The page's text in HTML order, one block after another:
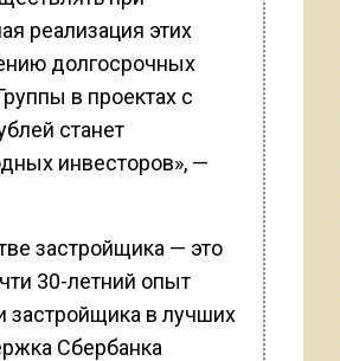
реализация этих
долгосрочных
в проектах с
станет
инвесторов», —
застройщика — это
30-летний опыт
застройщика в лучших
Сбербанка